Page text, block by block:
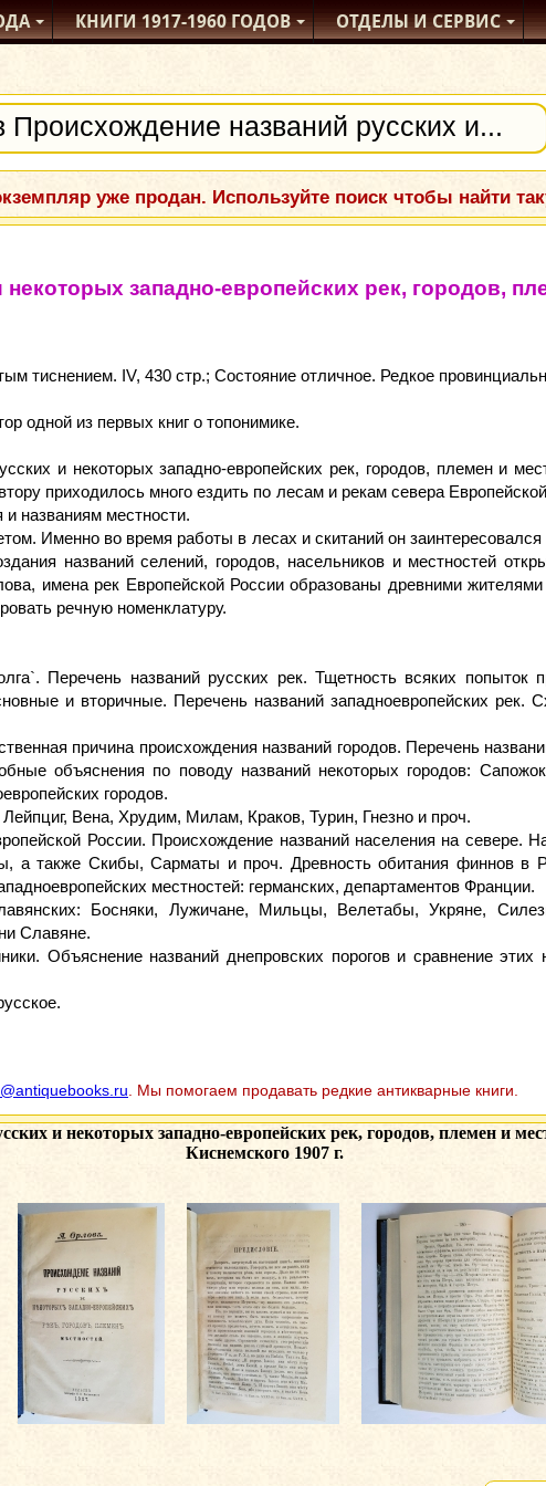
КНИГИ1917-1960ГОДОВ ОТДЕЛЫИ СЕРВИС
уже продан. Используйте поиск чтобы найти
западно-европейских рек, городов,
тиснением. IV, 430 стр.; Состояние отличное. Редкое
одной из первых книг о топонимике.
и некоторых западно-европейских рек, городов, племен и
приходилось много ездить по лесам и рекам севера
названиям местности.
Именно во время работы в лесах и скитаний он
названий селений, городов, насельников и местностей
имена рек Европейской России образованы древними
речную номенклатуру.
Перечень названий русских рек. Тщетность всяких попыток
и вторичные. Перечень названий западноевропейских рек.
причина происхождения названий городов. Перечень
объяснения по поводу названий некоторых городов:
городов.
Вена, Хрудим, Милам, Краков, Турин, Гнезно и проч.
России. Происхождение названий населения на севере.
а также Скибы, Сарматы и проч. Древность обитания финнов в
местностей: германских, департаментов Франции.
Босняки, Лужичане, Мильцы, Велетабы, Укряне,
Славяне.
Объяснение названий днепровских порогов и сравнение этих
. Мы помогаем продавать редкие антикварные книги.
и некоторых западно-европейских рек, городов, племен и
Киснемского 1907 г.